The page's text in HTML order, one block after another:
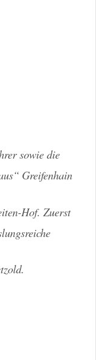
sowie die
Greifenhain
Hof. Zuerst